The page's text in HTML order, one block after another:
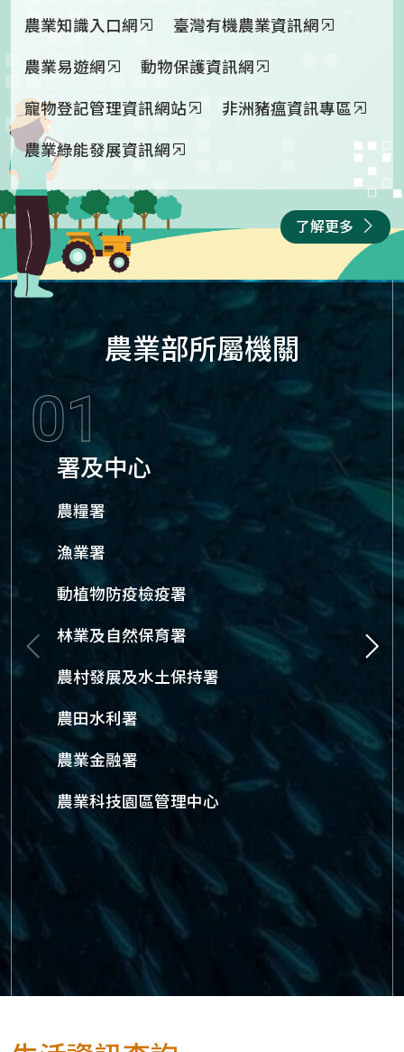
了解更多
農業知識入口網 臺灣有機農業資訊網
農業易遊網 動物保護資訊網
寵物登記管理資訊網站 非洲豬瘟資訊專區
農業綠能發展資訊網
農業部所屬機關
上一則
01
署及中心
農糧署
漁業署
動植物防疫檢疫署
林業及自然保育署
農村發展及水土保持署
農田水利署
農業金融署
農業科技園區管理中心
下